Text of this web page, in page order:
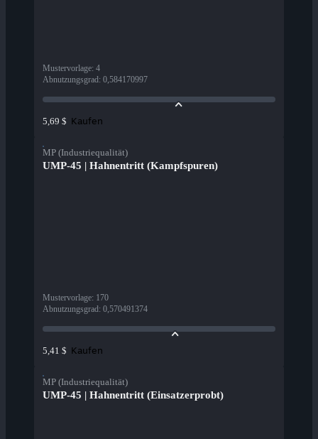
Mustervorlage: 4
Abnutzungsgrad: 0,584170997
5,69 $ Kaufen
MP (Industriequalität)
UMP-45 | Hahnentritt (Kampfspuren)
Mustervorlage: 170
Abnutzungsgrad: 0,570491374
5,41 $ Kaufen
MP (Industriequalität)
UMP-45 | Hahnentritt (Einsatzerprobt)